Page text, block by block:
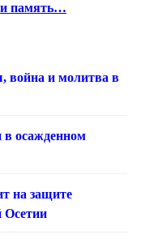
память…
война и молитва в
в осажденном
на защите
Осетии